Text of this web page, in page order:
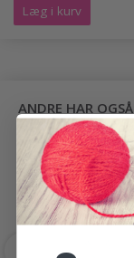
Læg i kurv
ANDRE HAR